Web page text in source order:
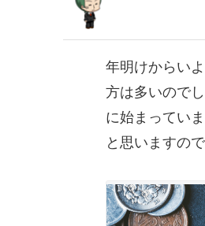
年明けからい
方は多いので
に始まってい
と思いますの